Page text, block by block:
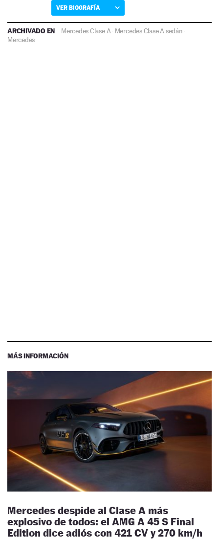
VER BIOGRAFÍA
ARCHIVADO EN Mercedes Clase A · Mercedes Clase A sedán ·
Mercedes
MÁS INFORMACIÓN
Mercedes despide al Clase A más
explosivo de todos: el AMG A 45 S Final
Edition dice adiós con 421 CV y 270 km/h